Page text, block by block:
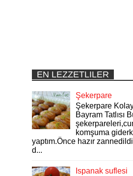
EN LEZZETLILER
Şekerpare
Şekerpare
Bayram Tatlısı
komşuma
yaptım.Önce hazır
d...
Ispanak suflesi